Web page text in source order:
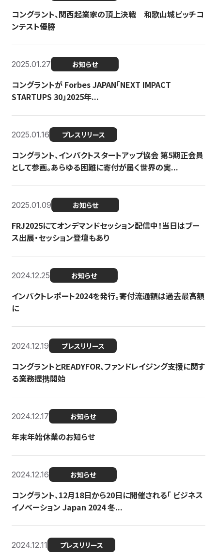
コングラント、関西起業家の頂上決戦 和歌山城ピッチコ
ンテスト優勝
2025.01.27 お知らせ
コングラントが Forbes JAPAN「NEXT IMPACT
STARTUPS 30」2025年...
2025.01.16 プレスリリース
コングラント、インパクトスタートアップ協会 第5期正会員
として参画。あらゆる困難に寄付が届く世界の実...
2025.01.09 お知らせ
FRJ2025にてオンデマンドセッション配信中！当日はブー
ス出展・セッション登壇もあり
2024.12.25 お知らせ
インパクトレポート2024を発行。寄付流通額は過去最高額
に
2024.12.19 プレスリリース
コングラントとREADYFOR、ファンドレイジング支援に関す
る業務提携開始
2024.12.17 お知らせ
年末年始休業のお知らせ
2024.12.16 お知らせ
コングラント、12月18日から20日に開催される「 ビジネス
イノベーション Japan 2024 冬...
2024.12.11 プレスリリース